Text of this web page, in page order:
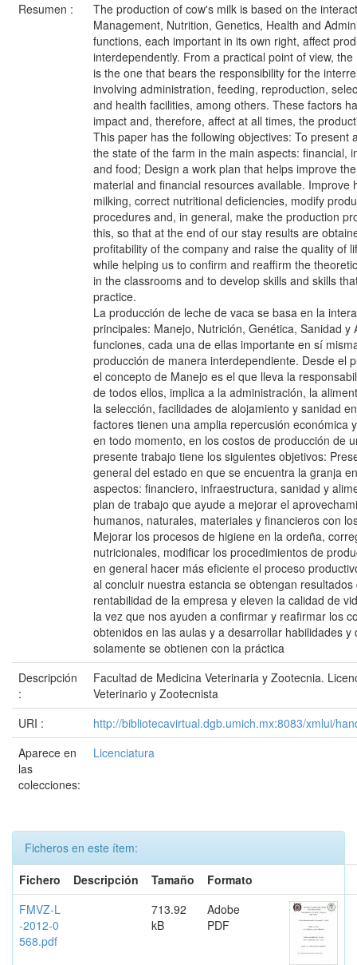
Resumen :
The production of cow's milk is based on the
Management, Nutrition, Genetics, Health and
functions, each important in its own right, affect
interdependently. From a practical point of view,
is the one that bears the responsibility for the
involving administration, feeding, reproduction,
and health facilities, among others. These factors
impact and, therefore, affect at all times, the
This paper has the following objectives: To present
the state of the farm in the main aspects: financial,
and food; Design a work plan that helps improve
material and financial resources available. Improve
milking, correct nutritional deficiencies, modify
procedures and, in general, make the production
this, so that at the end of our stay results are
profitability of the company and raise the quality of
while helping us to confirm and reaffirm the
in the classrooms and to develop skills and skills
practice.
La producción de leche de vaca se basa en la
principales: Manejo, Nutrición, Genética, Sanidad y
funciones, cada una de ellas importante en sí
producción de manera interdependiente. Desde el
el concepto de Manejo es el que lleva la
de todos ellos, implica a la administración, la
la selección, facilidades de alojamiento y sanidad
factores tienen una amplia repercusión económica
en todo momento, en los costos de producción de
presente trabajo tiene los siguientes objetivos:
general del estado en que se encuentra la granja
aspectos: financiero, infraestructura, sanidad y
plan de trabajo que ayude a mejorar el
humanos, naturales, materiales y financieros con
Mejorar los procesos de higiene en la ordeña,
nutricionales, modificar los procedimientos de
en general hacer más eficiente el proceso
al concluir nuestra estancia se obtengan
rentabilidad de la empresa y eleven la calidad de
la vez que nos ayuden a confirmar y reafirmar los
obtenidos en las aulas y a desarrollar habilidades y
solamente se obtienen con la práctica
Descripción
:
Facultad de Medicina Veterinaria y Zootecnia.
Veterinario y Zootecnista
URI :
http://bibliotecavirtual.dgb.umich.mx:8083/xmlui/
Aparece en
las
colecciones:
Licenciatura
Ficheros en este ítem:
Fichero
Descripción Tamaño
Formato
FMVZ-L
-2012-0
568.pdf
713.92
kB
Adobe
PDF